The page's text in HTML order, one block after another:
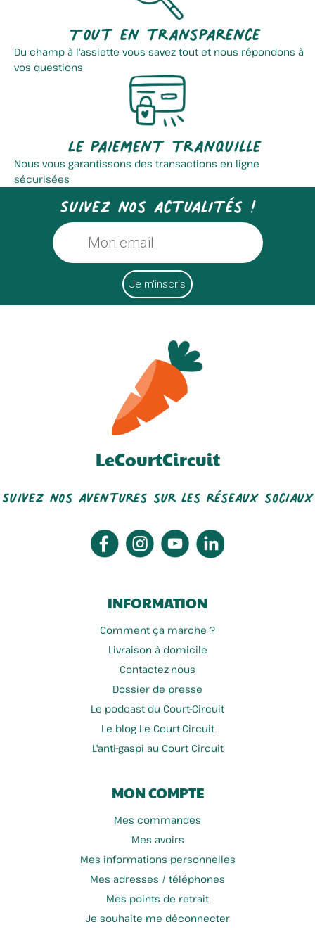
Les Confitures D'anne Marie... Fromagerie D'eecke
Dewevre Stéphane
Tout en transparence
Du champ à l'assiette vous savez tout et nous répondons à
vos questions
Le paiement tranquille
Nous vous garantissons des transactions en ligne
sécurisées
Suivez nos actualités !
LeCourtCircuit
Suivez nos aventures sur les réseaux sociaux
INFORMATION
Comment ça marche ?
Livraison à domicile
Contactez-nous
Dossier de presse
Le podcast du Court-Circuit
Le blog Le Court-Circuit
L'anti-gaspi au Court Circuit
MON COMPTE
Mes commandes
Mes avoirs
Mes informations personnelles
Mes adresses / téléphones
Mes points de retrait
Je souhaite me déconnecter